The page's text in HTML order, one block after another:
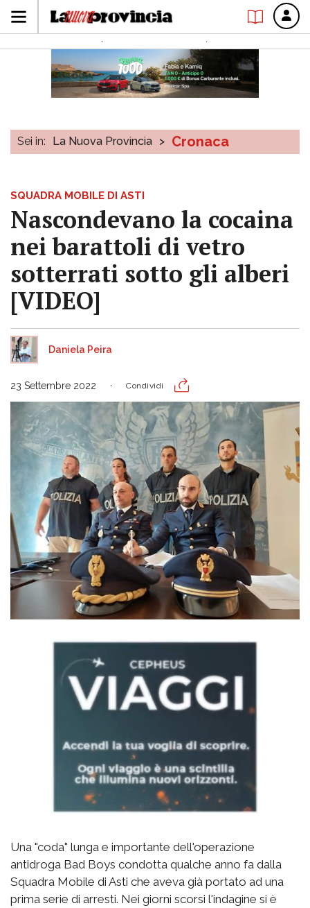
Sei in: La Nuova Provincia > Cronaca
SQUADRA MOBILE DI ASTI
Nascondevano la cocaina
nei barattoli di vetro
sotterrati sotto gli alberi
[VIDEO]
Daniela Peira
23 Settembre 2022 Condividi
Una "coda" lunga e importante dell'operazione
antidroga Bad Boys condotta qualche anno fa dalla
Squadra Mobile di Asti che aveva già portato ad una
prima serie di arresti. Nei giorni scorsi l'indagine si è